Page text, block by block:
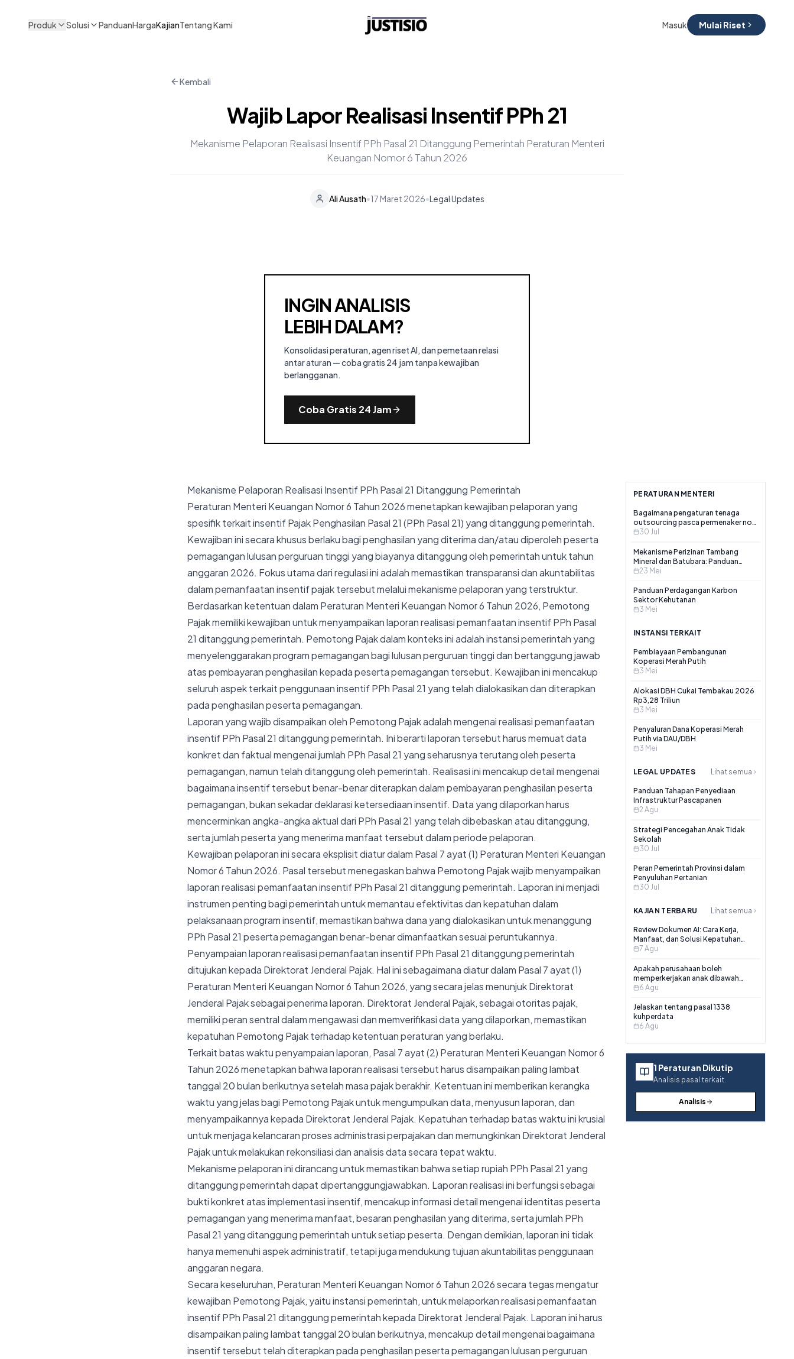
Produk Solusi PanduanHargaKajianTentang Kami Masuk Mulai Riset
Kembali
Wajib Lapor Realisasi Insentif PPh 21
Mekanisme Pelaporan Realisasi Insentif PPh Pasal 21 Ditanggung Pemerintah Peraturan Menteri
Keuangan Nomor 6 Tahun 2026
Ali Ausath•17 Maret 2026•Legal Updates
INGIN ANALISIS
LEBIH DALAM?
Konsolidasi peraturan, agen riset AI, dan pemetaan relasi
antar aturan — coba gratis 24 jam tanpa kewajiban
berlangganan.
Coba Gratis 24 Jam
Mekanisme Pelaporan Realisasi Insentif PPh Pasal 21 Ditanggung Pemerintah
Peraturan Menteri Keuangan Nomor 6 Tahun 2026 menetapkan kewajiban pelaporan yang
spesifik terkait insentif Pajak Penghasilan Pasal 21 (PPh Pasal 21) yang ditanggung pemerintah.
Kewajiban ini secara khusus berlaku bagi penghasilan yang diterima dan/atau diperoleh peserta
pemagangan lulusan perguruan tinggi yang biayanya ditanggung oleh pemerintah untuk tahun
anggaran 2026. Fokus utama dari regulasi ini adalah memastikan transparansi dan akuntabilitas
dalam pemanfaatan insentif pajak tersebut melalui mekanisme pelaporan yang terstruktur.
Berdasarkan ketentuan dalam Peraturan Menteri Keuangan Nomor 6 Tahun 2026, Pemotong
Pajak memiliki kewajiban untuk menyampaikan laporan realisasi pemanfaatan insentif PPh Pasal
21 ditanggung pemerintah. Pemotong Pajak dalam konteks ini adalah instansi pemerintah yang
menyelenggarakan program pemagangan bagi lulusan perguruan tinggi dan bertanggung jawab
atas pembayaran penghasilan kepada peserta pemagangan tersebut. Kewajiban ini mencakup
seluruh aspek terkait penggunaan insentif PPh Pasal 21 yang telah dialokasikan dan diterapkan
pada penghasilan peserta pemagangan.
Laporan yang wajib disampaikan oleh Pemotong Pajak adalah mengenai realisasi pemanfaatan
insentif PPh Pasal 21 ditanggung pemerintah. Ini berarti laporan tersebut harus memuat data
konkret dan faktual mengenai jumlah PPh Pasal 21 yang seharusnya terutang oleh peserta
pemagangan, namun telah ditanggung oleh pemerintah. Realisasi ini mencakup detail mengenai
bagaimana insentif tersebut benar-benar diterapkan dalam pembayaran penghasilan peserta
pemagangan, bukan sekadar deklarasi ketersediaan insentif. Data yang dilaporkan harus
mencerminkan angka-angka aktual dari PPh Pasal 21 yang telah dibebaskan atau ditanggung,
serta jumlah peserta yang menerima manfaat tersebut dalam periode pelaporan.
Kewajiban pelaporan ini secara eksplisit diatur dalam Pasal 7 ayat (1) Peraturan Menteri Keuangan
Nomor 6 Tahun 2026. Pasal tersebut menegaskan bahwa Pemotong Pajak wajib menyampaikan
laporan realisasi pemanfaatan insentif PPh Pasal 21 ditanggung pemerintah. Laporan ini menjadi
instrumen penting bagi pemerintah untuk memantau efektivitas dan kepatuhan dalam
pelaksanaan program insentif, memastikan bahwa dana yang dialokasikan untuk menanggung
PPh Pasal 21 peserta pemagangan benar-benar dimanfaatkan sesuai peruntukannya.
Penyampaian laporan realisasi pemanfaatan insentif PPh Pasal 21 ditanggung pemerintah
ditujukan kepada Direktorat Jenderal Pajak. Hal ini sebagaimana diatur dalam Pasal 7 ayat (1)
Peraturan Menteri Keuangan Nomor 6 Tahun 2026, yang secara jelas menunjuk Direktorat
Jenderal Pajak sebagai penerima laporan. Direktorat Jenderal Pajak, sebagai otoritas pajak,
memiliki peran sentral dalam mengawasi dan memverifikasi data yang dilaporkan, memastikan
kepatuhan Pemotong Pajak terhadap ketentuan peraturan yang berlaku.
Terkait batas waktu penyampaian laporan, Pasal 7 ayat (2) Peraturan Menteri Keuangan Nomor 6
Tahun 2026 menetapkan bahwa laporan realisasi tersebut harus disampaikan paling lambat
tanggal 20 bulan berikutnya setelah masa pajak berakhir. Ketentuan ini memberikan kerangka
waktu yang jelas bagi Pemotong Pajak untuk mengumpulkan data, menyusun laporan, dan
menyampaikannya kepada Direktorat Jenderal Pajak. Kepatuhan terhadap batas waktu ini krusial
untuk menjaga kelancaran proses administrasi perpajakan dan memungkinkan Direktorat Jenderal
Pajak untuk melakukan rekonsiliasi dan analisis data secara tepat waktu.
Mekanisme pelaporan ini dirancang untuk memastikan bahwa setiap rupiah PPh Pasal 21 yang
ditanggung pemerintah dapat dipertanggungjawabkan. Laporan realisasi ini berfungsi sebagai
bukti konkret atas implementasi insentif, mencakup informasi detail mengenai identitas peserta
pemagangan yang menerima manfaat, besaran penghasilan yang diterima, serta jumlah PPh
Pasal 21 yang ditanggung pemerintah untuk setiap peserta. Dengan demikian, laporan ini tidak
hanya memenuhi aspek administratif, tetapi juga mendukung tujuan akuntabilitas penggunaan
anggaran negara.
Secara keseluruhan, Peraturan Menteri Keuangan Nomor 6 Tahun 2026 secara tegas mengatur
kewajiban Pemotong Pajak, yaitu instansi pemerintah, untuk melaporkan realisasi pemanfaatan
insentif PPh Pasal 21 ditanggung pemerintah kepada Direktorat Jenderal Pajak. Laporan ini harus
disampaikan paling lambat tanggal 20 bulan berikutnya, mencakup detail mengenai bagaimana
insentif tersebut telah diterapkan pada penghasilan peserta pemagangan lulusan perguruan
PERATURAN MENTERI
Bagaimana pengaturan tenaga
outsourcing pasca permenaker no
7 tahun 2026?
30 Jul
Mekanisme Perizinan Tambang
Mineral dan Batubara: Panduan
Berdasarkan Permen ESDM No.
23 Mei
Panduan Perdagangan Karbon
Sektor Kehutanan
3 Mei
INSTANSI TERKAIT
Pembiayaan Pembangunan
Koperasi Merah Putih
3 Mei
Alokasi DBH Cukai Tembakau 2026
Rp3,28 Triliun
3 Mei
Penyaluran Dana Koperasi Merah
Putih via DAU/DBH
3 Mei
LEGAL UPDATES Lihat semua
Panduan Tahapan Penyediaan
Infrastruktur Pascapanen
2 Agu
Strategi Pencegahan Anak Tidak
Sekolah
30 Jul
Peran Pemerintah Provinsi dalam
Penyuluhan Pertanian
30 Jul
KAJIAN TERBARU Lihat semua
Review Dokumen AI: Cara Kerja,
Manfaat, dan Solusi Kepatuhan
Hukum Terbaik
7 Agu
Apakah perusahaan boleh
memperkerjakan anak dibawah
umur?
6 Agu
Jelaskan tentang pasal 1338
kuhperdata
6 Agu
1 Peraturan Dikutip
Analisis pasal terkait.
Analisis